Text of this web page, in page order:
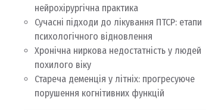
нейрохірургічна практика
Сучасні підходи до лікування ПТСР: етапи
психологічного відновлення
Хронічна ниркова недостатність у людей
похилого віку
Стареча деменція у літніх: прогресуюче
порушення когнітивних функцій